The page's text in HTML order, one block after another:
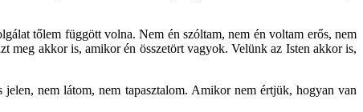
tőlem függött volna. Nem én szóltam, nem én voltam erős, nem
meg akkor is, amikor én összetört vagyok. Velünk az Isten akkor is,
nem látom, nem tapasztalom. Amikor nem értjük, hogyan van